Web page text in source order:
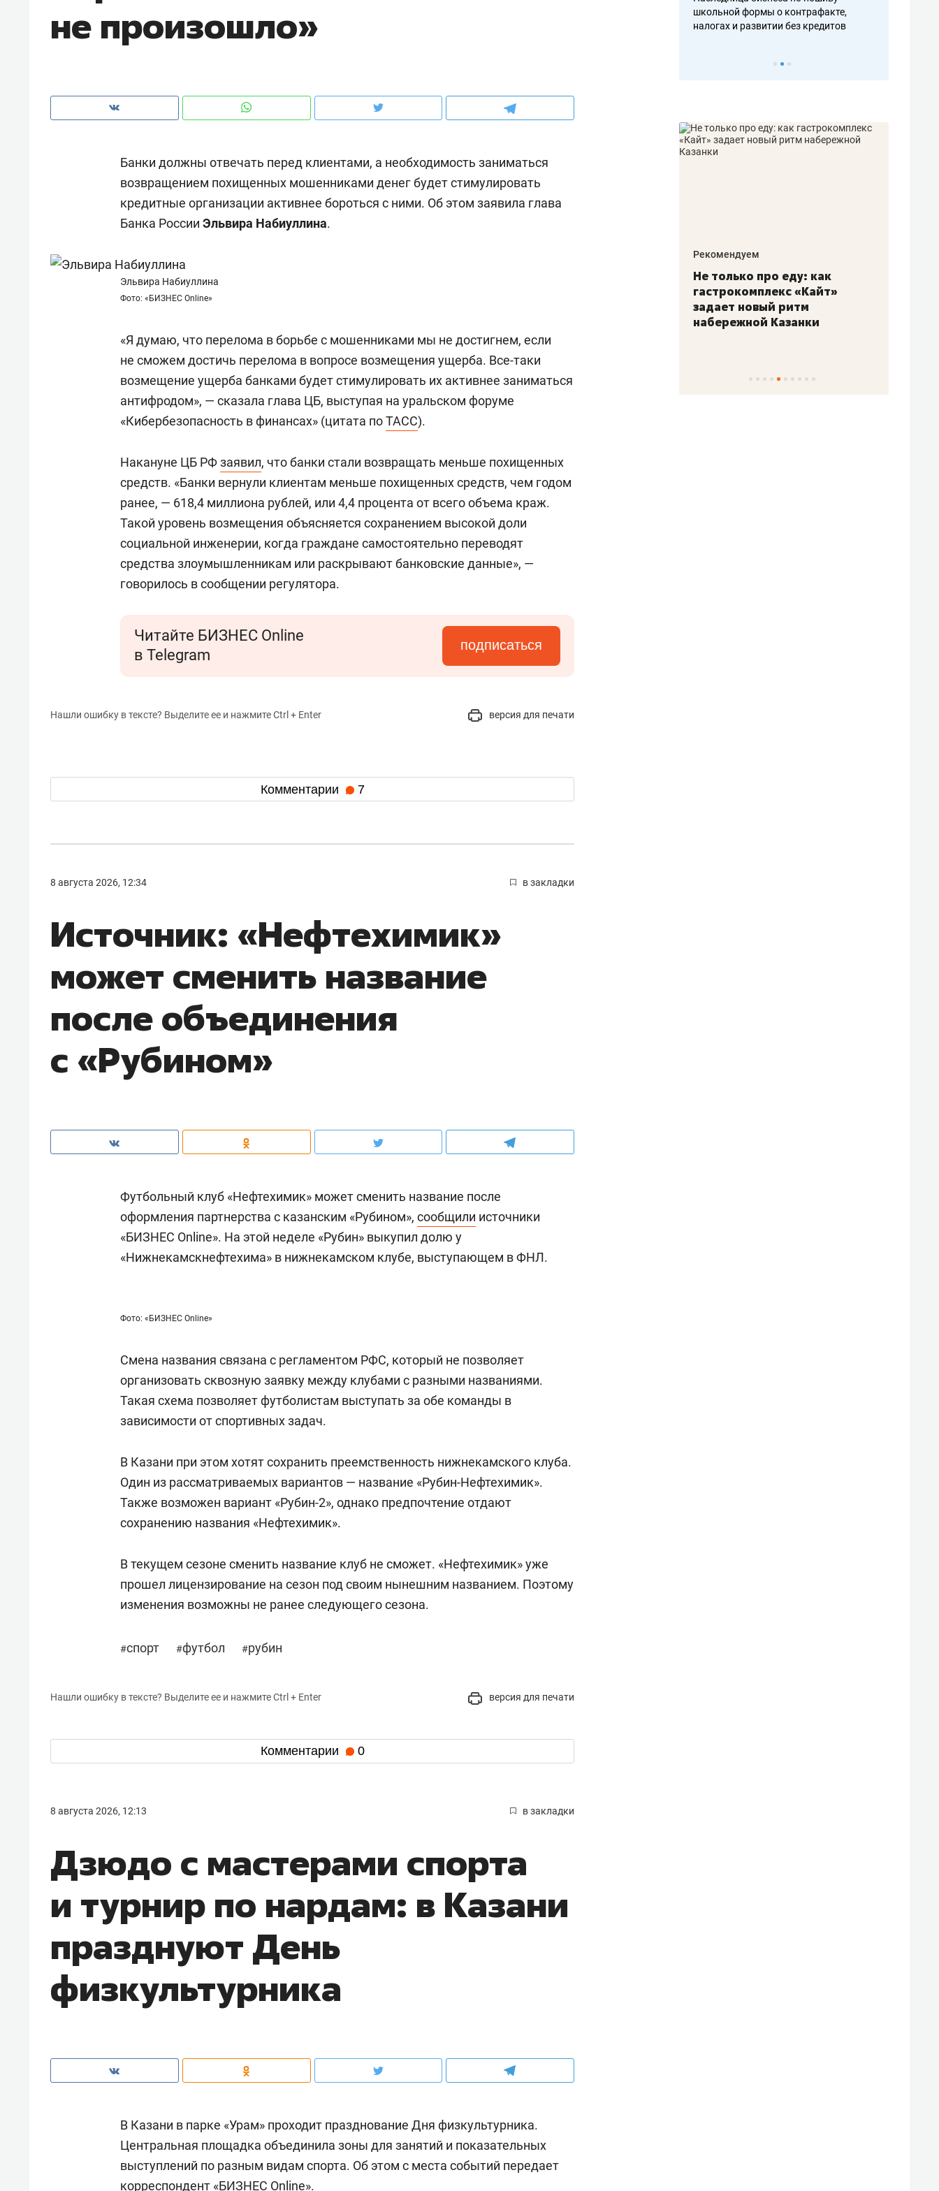
не произошло»
Банки должны отвечать перед клиентами, а необходимость заниматься
возвращением похищенных мошенниками денег будет стимулировать
кредитные организации активнее бороться с ними. Об этом заявила глава
Банка России Эльвира Набиуллина.
Эльвира Набиуллина
Фото: «БИЗНЕС Online»
«Я думаю, что перелома в борьбе с мошенниками мы не достигнем, если
не сможем достичь перелома в вопросе возмещения ущерба. Все-таки
возмещение ущерба банками будет стимулировать их активнее заниматься
антифродом», — сказала глава ЦБ, выступая на уральском форуме
«Кибербезопасность в финансах» (цитата поТАСС).
Накануне ЦБ РФзаявил, что банки стали возвращать меньше похищенных
средств. «Банки вернули клиентам меньше похищенных средств, чем годом
ранее, — 618,4 миллиона рублей, или 4,4 процента от всего объема краж.
Такой уровень возмещения объясняется сохранением высокой доли
социальной инженерии, когда граждане самостоятельно переводят
средства злоумышленникам или раскрывают банковские данные», —
говорилось в сообщении регулятора.
Читайте БИЗНЕС Online
в Telegram
подписаться
Нашли ошибку в тексте? Выделите ее и нажмите Ctrl + Enter версия для печати
Комментарии 7
8 августа 2026, 12:34 в закладки
Источник: «Нефтехимик»
может сменить название
после объединения
с «Рубином»
Футбольный клуб «Нефтехимик» может сменить название после
оформления партнерства с казанским «Рубином», сообщили источники
«БИЗНЕС Online». На этой неделе «Рубин» выкупил долю у
«Нижнекамскнефтехима» в нижнекамском клубе, выступающем в ФНЛ.
Фото: «БИЗНЕС Online»
Смена названия связана с регламентом РФС, который не позволяет
организовать сквозную заявку между клубами с разными названиями.
Такая схема позволяет футболистам выступать за обе команды в
зависимости от спортивных задач.
В Казани при этом хотят сохранить преемственность нижнекамского клуба.
Один из рассматриваемых вариантов — название «Рубин-Нефтехимик».
Также возможен вариант «Рубин-2», однако предпочтение отдают
сохранению названия «Нефтехимик».
В текущем сезоне сменить название клуб не сможет. «Нефтехимик» уже
прошел лицензирование на сезон под своим нынешним названием. Поэтому
изменения возможны не ранее следующего сезона.
#спорт #футбол #рубин
Нашли ошибку в тексте? Выделите ее и нажмите Ctrl + Enter версия для печати
Комментарии 0
8 августа 2026, 12:13 в закладки
Дзюдо с мастерами спорта
и турнир по нардам: в Казани
празднуют День
физкультурника
В Казани в парке «Урам» проходит празднование Дня физкультурника.
Центральная площадка объединила зоны для занятий и показательных
выступлений по разным видам спорта. Об этом с места событий передает
корреспондент «БИЗНЕС Online».
школьной формы о контрафакте,
налогах и развитии без кредитов
Опыт выживания в дикой
природе, работа
антихрупких команд
Рекомендуем
Не только про еду: как
гастрокомплекс «Кайт»
задает новый ритм
набережной Казанки